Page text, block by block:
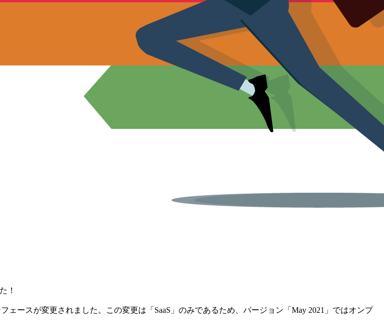
！
ェースが変更されました。この変更は「SaaS」のみであるため、バージョン「May 2021」ではオンプ